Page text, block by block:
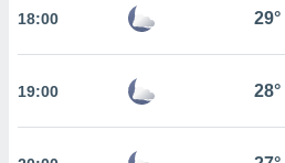
o
um perfil
e
18:00 29°
19:00 28°